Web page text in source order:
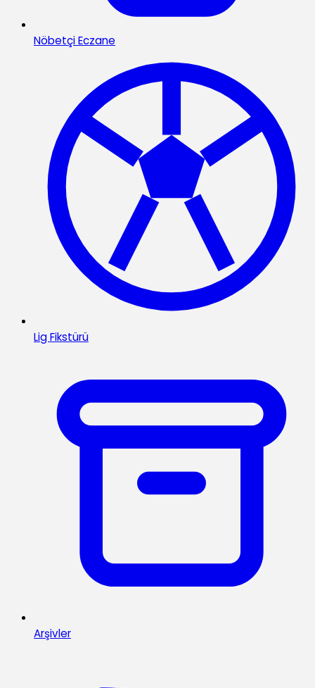
Nöbetçi Eczane
Lig Fikstürü
Arşivler